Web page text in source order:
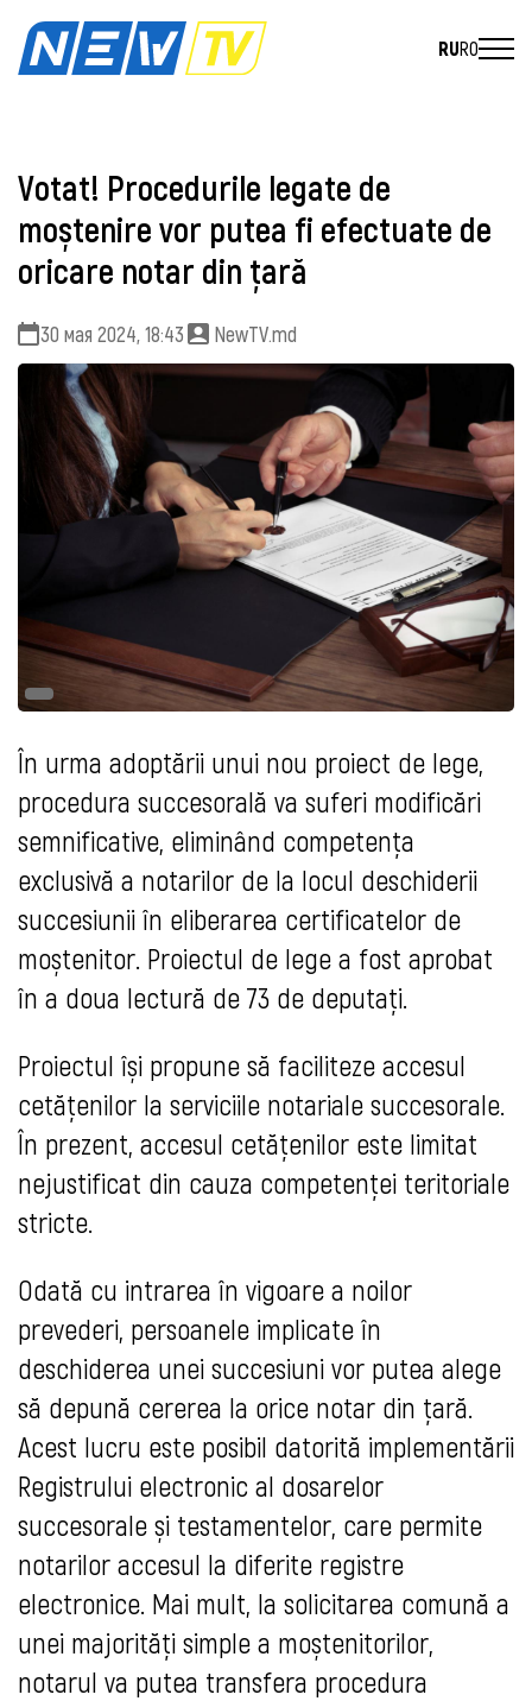
RURO
Votat! Procedurile legate de
moștenire vor putea fi efectuate de
oricare notar din țară
30 мая 2024, 18:43 NewTV.md
În urma adoptării unui nou proiect de lege,
procedura succesorală va suferi modificări
semnificative, eliminând competența
exclusivă a notarilor de la locul deschiderii
succesiunii în eliberarea certificatelor de
moștenitor. Proiectul de lege a fost aprobat
în a doua lectură de 73 de deputați.
Proiectul își propune să faciliteze accesul
cetățenilor la serviciile notariale succesorale.
În prezent, accesul cetățenilor este limitat
nejustificat din cauza competenței teritoriale
stricte.
Odată cu intrarea în vigoare a noilor
prevederi, persoanele implicate în
deschiderea unei succesiuni vor putea alege
să depună cererea la orice notar din țară.
Acest lucru este posibil datorită implementării
Registrului electronic al dosarelor
succesorale și testamentelor, care permite
notarilor accesul la diferite registre
electronice. Mai mult, la solicitarea comună a
unei majorități simple a moștenitorilor,
notarul va putea transfera procedura